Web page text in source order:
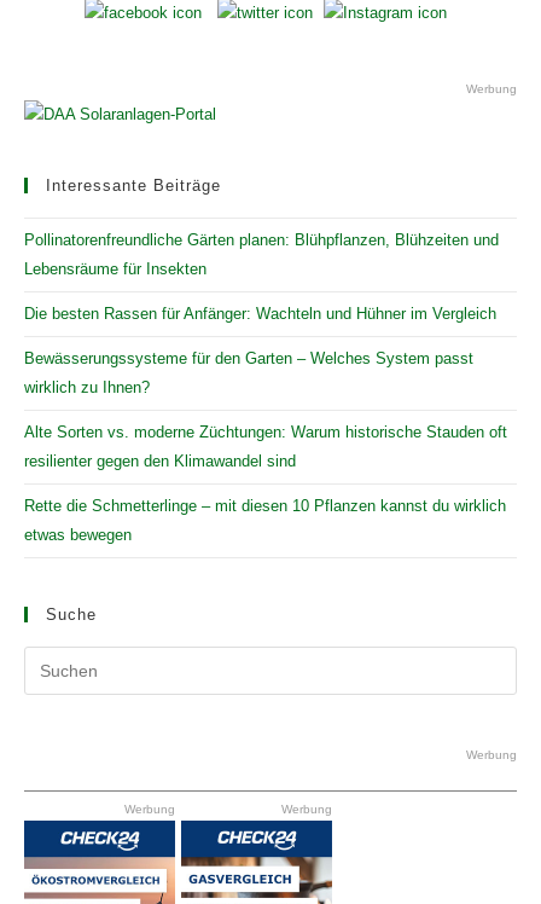
Werbung
Interessante Beiträge
Pollinatorenfreundliche Gärten planen: Blühpflanzen, Blühzeiten und
Lebensräume für Insekten
Die besten Rassen für Anfänger: Wachteln und Hühner im Vergleich
Bewässerungssysteme für den Garten – Welches System passt
wirklich zu Ihnen?
Alte Sorten vs. moderne Züchtungen: Warum historische Stauden oft
resilienter gegen den Klimawandel sind
Rette die Schmetterlinge – mit diesen 10 Pflanzen kannst du wirklich
etwas bewegen
Suche
the
Werbung
Werbung Werbung